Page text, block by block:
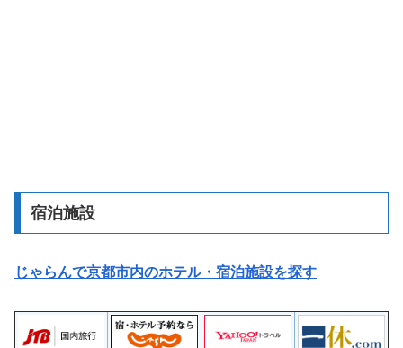
宿泊施設
じゃらんで京都市内のホテル・宿泊施設を探す